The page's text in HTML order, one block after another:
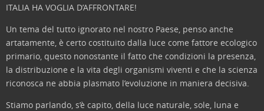
ITALIA HA VOGLIA D’AFFRONTARE!
Un tema del tutto ignorato nel nostro Paese, penso anche
artatamente, è certo costituito dalla luce come fattore ecologico
primario, questo nonostante il fatto che condizioni la presenza,
la distribuzione e la vita degli organismi viventi e che la scienza
riconosca ne abbia plasmato l’evoluzione in maniera decisiva.
Stiamo parlando, s’è capito, della luce naturale, sole, luna e